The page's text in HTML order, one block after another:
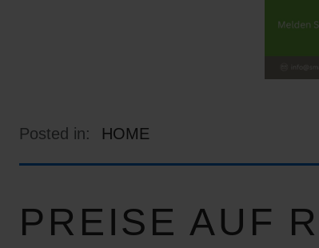
Posted in: HOME
PREISE AUF